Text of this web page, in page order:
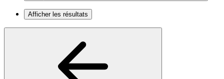
Afficher les résultats